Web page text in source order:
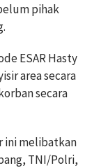
pihak
ESAR Hasty
area secara
secara
ini melibatkan
TNI/Polri,